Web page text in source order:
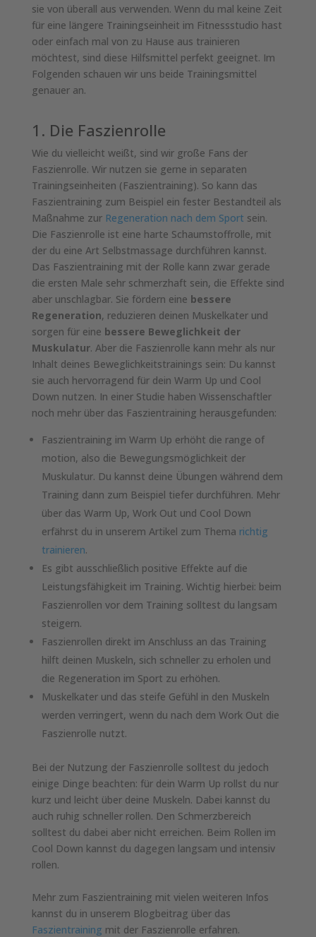
sie von überall aus verwenden. Wenn du mal keine Zeit
für eine längere Trainingseinheit im Fitnessstudio hast
oder einfach mal von zu Hause aus trainieren
möchtest, sind diese Hilfsmittel perfekt geeignet. Im
Folgenden schauen wir uns beide Trainingsmittel
genauer an.
1. Die Faszienrolle
Wie du vielleicht weißt, sind wir große Fans der
Faszienrolle. Wir nutzen sie gerne in separaten
Trainingseinheiten (Faszientraining). So kann das
Faszientraining zum Beispiel ein fester Bestandteil als
Maßnahme zur Regeneration nach dem Sport sein.
Die Faszienrolle ist eine harte Schaumstoffrolle, mit
der du eine Art Selbstmassage durchführen kannst.
Das Faszientraining mit der Rolle kann zwar gerade
die ersten Male sehr schmerzhaft sein, die Effekte sind
aber unschlagbar. Sie fördern eine bessere
Regeneration, reduzieren deinen Muskelkater und
sorgen für eine bessere Beweglichkeit der
Muskulatur. Aber die Faszienrolle kann mehr als nur
Inhalt deines Beweglichkeitstrainings sein: Du kannst
sie auch hervorragend für dein Warm Up und Cool
Down nutzen. In einer Studie haben Wissenschaftler
noch mehr über das Faszientraining herausgefunden:
Faszientraining im Warm Up erhöht die range of
motion, also die Bewegungsmöglichkeit der
Muskulatur. Du kannst deine Übungen während dem
Training dann zum Beispiel tiefer durchführen. Mehr
über das Warm Up, Work Out und Cool Down
erfährst du in unserem Artikel zum Thema richtig
trainieren.
Es gibt ausschließlich positive Effekte auf die
Leistungsfähigkeit im Training. Wichtig hierbei: beim
Faszienrollen vor dem Training solltest du langsam
steigern.
Faszienrollen direkt im Anschluss an das Training
hilft deinen Muskeln, sich schneller zu erholen und
die Regeneration im Sport zu erhöhen.
Muskelkater und das steife Gefühl in den Muskeln
werden verringert, wenn du nach dem Work Out die
Faszienrolle nutzt.
Bei der Nutzung der Faszienrolle solltest du jedoch
einige Dinge beachten: für dein Warm Up rollst du nur
kurz und leicht über deine Muskeln. Dabei kannst du
auch ruhig schneller rollen. Den Schmerzbereich
solltest du dabei aber nicht erreichen. Beim Rollen im
Cool Down kannst du dagegen langsam und intensiv
rollen.
Mehr zum Faszientraining mit vielen weiteren Infos
kannst du in unserem Blogbeitrag über das
Faszientraining mit der Faszienrolle erfahren.